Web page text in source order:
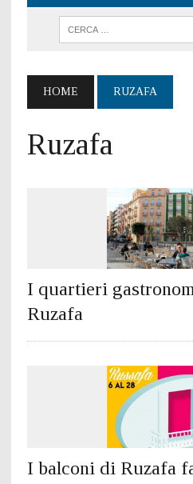
HOME RUZAFA
Ruzafa
I quartieri
Ruzafa
I balconi di Ruzafa